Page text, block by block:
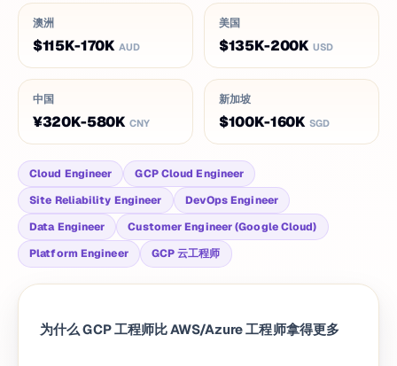
澳洲
$115K-170K AUD
美国
$135K-200K USD
中国
¥320K-580K CNY
新加坡
$100K-160K SGD
Cloud Engineer
GCP Cloud Engineer
Site Reliability Engineer
DevOps Engineer
Data Engineer
Customer Engineer (Google Cloud)
Platform Engineer
GCP 云工程师
为什么 GCP 工程师比 AWS/Azure 工程师拿得更多